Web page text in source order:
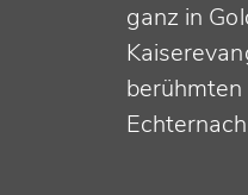
ganz in
Echternach